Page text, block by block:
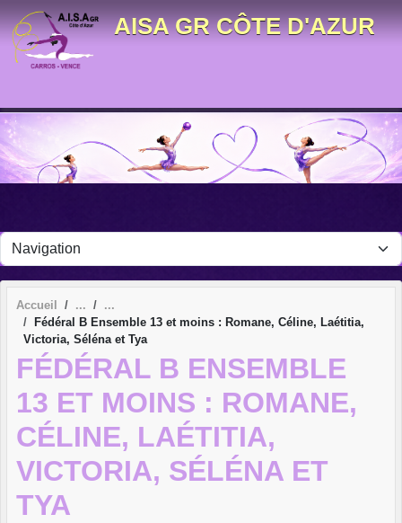
AISA GR CÔTE D'AZUR
Accueil
Fédéral B Ensemble 13 et moins : Romane, Céline, Laétitia,
Victoria, Séléna et Tya
FÉDÉRAL B ENSEMBLE
13 ET MOINS : ROMANE,
CÉLINE, LAÉTITIA,
VICTORIA, SÉLÉNA ET
TYA
Panneau de gestion des cookies